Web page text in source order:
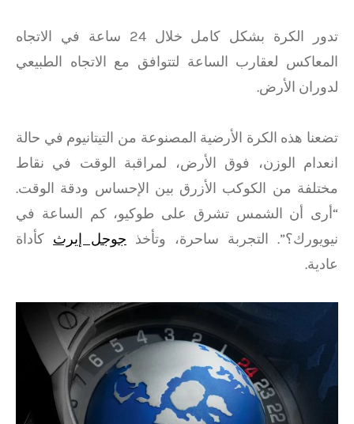
تدور الكرة بشكل كامل خلال 24 ساعة في الاتجاه
المعاكس لعقارب الساعة لتتوافق مع الاتجاه الطبيعي
لدوران الأرض.
تضعنا هذه الكرة الأرضية المصنوعة من التيتانيوم في حالة
انعدام الوزن، فوق الأرض، لمراقبة الوقت في نقاط
مختلفة من الكوكب الأزرق بين الإحساس ودقة الوقت.
“أرى أن الشمس تشرق على طوكيو، كم الساعة في
نيويورك؟”. التجربة ساحرة، وتأخذ جوجل إيرث كأداة
عادية.